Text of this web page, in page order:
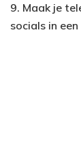
9. Maak je
socials in